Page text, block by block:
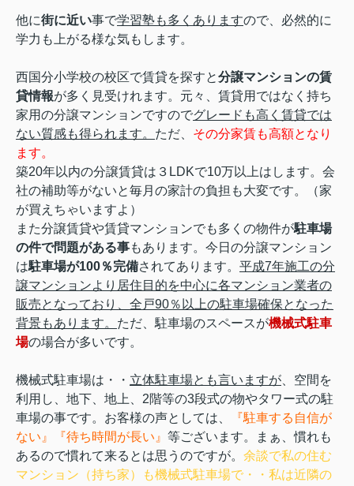
他に街に近い事で学習塾も多くありますので、必然的に
学力も上がる様な気もします。
西国分小学校の校区で賃貸を探すと分譲マンションの賃
貸情報が多く見受けれます。元々、 賃貸用ではなく持ち
家用の分譲マンションですのでグレードも高く賃貸では
ない質感も得られます。 ただ、 その分家賃も高額となり
ます。
築20年以内の分譲賃貸は３LDKで10万以上はします。 会
社の補助等がないと毎月の家計の負担も大変です。（家
が買えちゃいますよ）
また分譲賃貸や賃貸マンションでも多くの物件が駐車場
の件で問題がある事もあります。今日の分譲マンション
は駐車場が100％完備されてあります。 平成7年施工の分
譲マンションより居住目的を中心に各マンション業者の
販売となっており、全戸90％以上の駐車場確保となった
背景もあります。 ただ、駐車場のスペースが機械式駐車
場の場合が多いです。
機械式駐車場は・・ 立体駐車場とも言いますが、空間を
利用し、地下、地上、2階等の3段式の物やタワー式の駐
車場の事です。お客様の声としては、
『駐車する自信が
ない』『待ち時間が長い』 等ございます。まぁ、慣れも
あるので慣れて来るとは思うのですが。 余談で私の住む
マンション（持ち家）も機械式駐車場で・・私は近隣の